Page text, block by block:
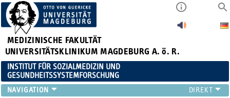
MEDIZINISCHE FAKULTÄT
UNIVERSITÄTSKLINIKUM MAGDEBURG A. ö. R.
INSTITUT FÜR SOZIALMEDIZIN UND
GESUNDHEITSSYSTEMFORSCHUNG